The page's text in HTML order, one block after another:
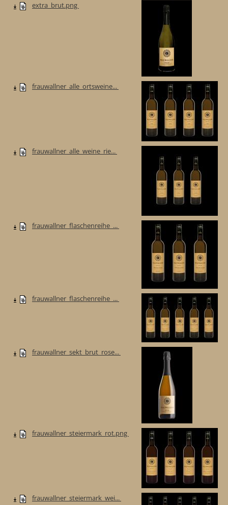
extra_brut.png
frauwallner_alle_ortsweine...
frauwallner_alle_weine_rie...
frauwallner_flaschenreihe_...
frauwallner_flaschenreihe_...
frauwallner_sekt_brut_rose...
frauwallner_steiermark_rot.png
frauwallner_steiermark_wei...